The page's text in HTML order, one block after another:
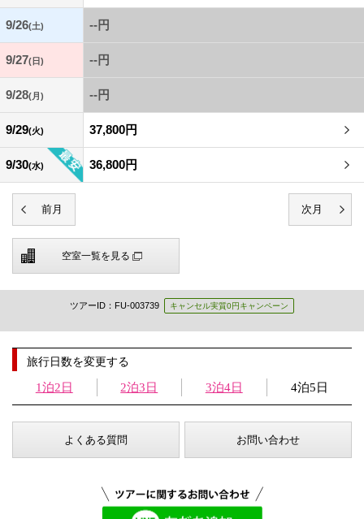
9/26(土) --円
9/27(日) --円
9/28(月) --円
9/29(火) 37,800円
9/30(水) 36,800円
空室一覧を見る
ツアーID：FU-003739 キャンセル実質0円キャンペーン
旅行日数を変更する
1泊2日 2泊3日 3泊4日 4泊5日
よくある質問 お問い合わせ